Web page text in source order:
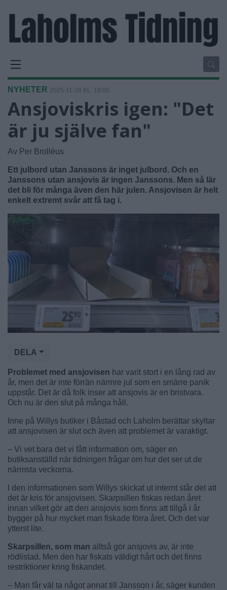
NYHETER 2025-11-28 KL. 19:00
Ansjoviskris igen: "Det
är ju själve fan"
Av Per Brolléus
Ett julbord utan Janssons är inget julbord. Och en
Janssons utan ansjovis är ingen Janssons. Men så lär
det bli för många även den här julen. Ansjovisen är helt
enkelt extremt svår att få tag i.
DELA
Problemet med ansjovisen har varit stort i en lång rad av
år, men det är inte förrän närmre jul som en smärre panik
uppstår. Det är då folk inser att ansjovis är en bristvara.
Och nu är den slut på många håll.
Inne på Willys butiker i Båstad och Laholm berättar skyltar
att ansjovisen är slut och även att problemet är varaktigt.
– Vi vet bara det vi fått information om, säger en
butiksanställd när tidningen frågar om hur det ser ut de
närmsta veckorna.
I den informationen som Willys skickat ut internt står det att
det är kris för ansjovisen. Skarpsillen fiskas redan året
innan vilket gör att den ansjovis som finns att tillgå i år
bygger på hur mycket man fiskade förra året. Och det var
ytterst lite.
Skarpsillen, som man alltså gör ansjovis av, är inte
rödlistad. Men den har fiskats väldigt hårt och det finns
restriktioner kring fiskandet.
– Man får väl ta något annat till Jansson i år, säger kunden